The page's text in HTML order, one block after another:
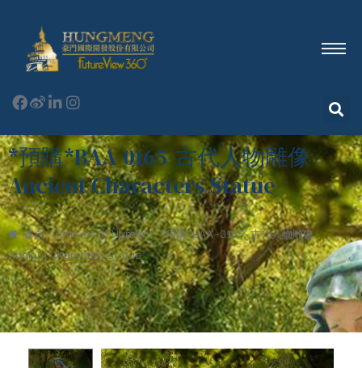
*預購*BAA-0165-古代人物雕像-
Ancient Characters Statue
首頁 Statues Of Human
*預購*BAA-0165-古代人物雕像-
Ancient Characters Statue